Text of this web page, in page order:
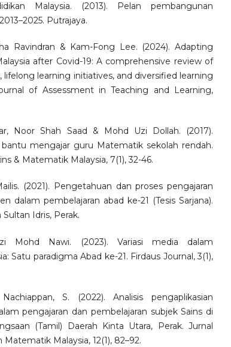
Malaysia. (2013). Pelan pembangunan
Putrajaya.
Ravindran & Kam-Fong Lee. (2024). Adapting
after Covid-19: A comprehensive review of
lifelong learning initiatives, and diversified learning
of Assessment in Teaching and Learning,
Noor Shah Saad & Mohd Uzi Dollah. (2017).
mengajar guru Matematik sekolah rendah.
& Matematik Malaysia, 7(1), 32-46.
(2021). Pengetahuan dan proses pengajaran
dalam pembelajaran abad ke-21 (Tesis Sarjana).
Idris, Perak.
Mohd Nawi. (2023). Variasi media dalam
Satu paradigma Abad ke-21. Firdaus Journal, 3(1),
S. (2022). Analisis pengaplikasian
pengajaran dan pembelajaran subjek Sains di
(Tamil) Daerah Kinta Utara, Perak. Jurnal
Matematik Malaysia, 12(1), 82–92.